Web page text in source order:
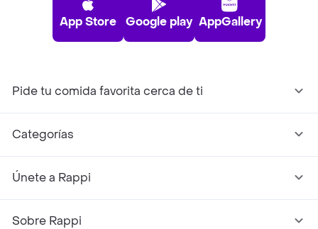
App Store Google play AppGallery
Pide tu comida favorita cerca de ti
Categorías
Únete a Rappi
Sobre Rappi